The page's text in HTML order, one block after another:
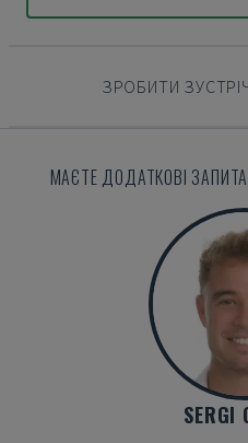
ЗРОБИТИ
МАЄТЕ ДОДАТКОВІ
SERGI